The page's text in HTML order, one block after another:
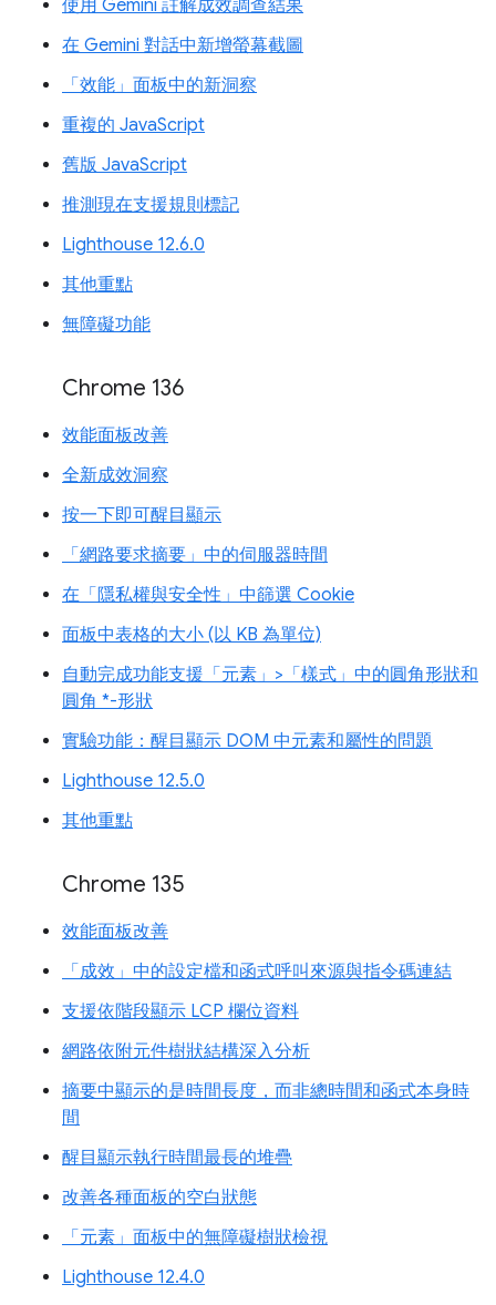
使用 Gemini 註解成效調查結果
在 Gemini 對話中新增螢幕截圖
「效能」面板中的新洞察
重複的 JavaScript
舊版 JavaScript
推測現在支援規則標記
Lighthouse 12.6.0
其他重點
無障礙功能
Chrome 136
效能面板改善
全新成效洞察
按一下即可醒目顯示
「網路要求摘要」中的伺服器時間
在「隱私權與安全性」中篩選 Cookie
面板中表格的大小 (以 KB 為單位)
自動完成功能支援「元素」>「樣式」中的圓角形狀和
圓角 *-形狀
實驗功能：醒目顯示 DOM 中元素和屬性的問題
Lighthouse 12.5.0
其他重點
Chrome 135
效能面板改善
「成效」中的設定檔和函式呼叫來源與指令碼連結
支援依階段顯示 LCP 欄位資料
網路依附元件樹狀結構深入分析
摘要中顯示的是時間長度，而非總時間和函式本身時
間
醒目顯示執行時間最長的堆疊
改善各種面板的空白狀態
「元素」面板中的無障礙樹狀檢視
Lighthouse 12.4.0